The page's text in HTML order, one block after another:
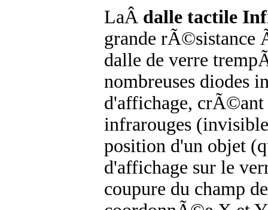
LaÂ dalle tactile
grande
dalle de verre
nombreuses diodes
d'affichage, crÃ©ant
infrarouges
position d'un objet
d'affichage sur le
coupure du champ